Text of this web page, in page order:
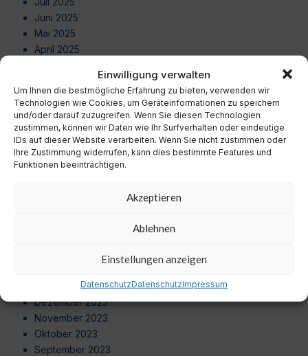
Einwilligung verwalten
Um Ihnen die bestmögliche Erfahrung zu bieten, verwenden wir
Technologien wie Cookies, um Geräteinformationen zu speichern
und/oder darauf zuzugreifen. Wenn Sie diesen Technologien
zustimmen, können wir Daten wie Ihr Surfverhalten oder eindeutige
IDs auf dieser Website verarbeiten. Wenn Sie nicht zustimmen oder
Ihre Zustimmung widerrufen, kann dies bestimmte Features und
Funktionen beeinträchtigen.
Akzeptieren
Ablehnen
Einstellungen anzeigen
DatenschutzDatenschutzImpressum
Juni 2025
Mai 2025
April 2025
Januar 2025
Dezember 2024
November 2024
Oktober 2024
September 2024
Januar 2024
Dezember 2023
November 2023
Oktober 2023
September 2023